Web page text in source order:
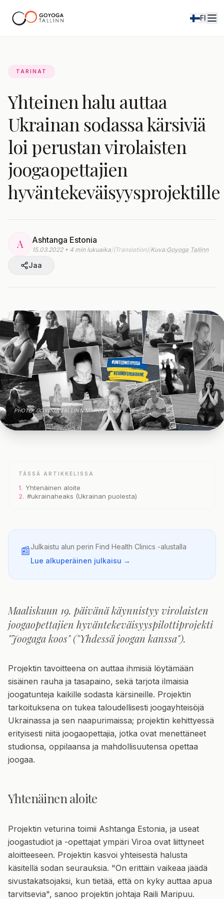
FI
ArkistoTARINAT
Yhteinen halu auttaa
Ukrainan sodassa kärsiviä
loi perustan virolaisten
joogaopettajien
hyväntekeväisyysprojektille
A Ashtanga Estonia
15.03.2022 • 4 min lukuaika|(Translation)|Kuva:Goyoga Tallinn
Jaa
PHOTO: GOYOGA TALLINN MARCH 2022THE GOYOGA TALLINN JOURNAL
TÄSSÄ ARTIKKELISSA
1. Yhtenäinen aloite
2. #ukrainaheaks (Ukrainan puolesta)
📰Julkaistu alun perin Find Health Clinics -alustalla
Lue alkuperäinen julkaisu →
Maaliskuun 19. päivänä käynnistyy virolaisten
joogaopettajien hyväntekeväisyyspilottiprojekti
"Joogaga koos" ("Yhdessä joogan kanssa").
Projektin tavoitteena on auttaa ihmisiä löytämään
sisäinen rauha ja tasapaino, sekä tarjota ilmaisia
joogatunteja kaikille sodasta kärsineille. Projektin
tarkoituksena on tukea taloudellisesti joogayhteisöjä
Ukrainassa ja sen naapurimaissa; projektin kehittyessä
erityisesti niitä joogaopettajia, jotka ovat menettäneet
studionsa, oppilaansa ja mahdollisuutensa opettaa
joogaa.
Yhtenäinen aloite
Projektin veturina toimii Ashtanga Estonia, ja useat
joogastudiot ja -opettajat ympäri Viroa ovat liittyneet
aloitteeseen. Projektin kasvoi yhteisestä halusta
käsitellä sodan seurauksia. "On erittäin vaikeaa jäädä
sivustakatsojaksi, kun tietää, että on kyky auttaa apua
tarvitsevia", sanoo projektin johtaja Raili Maripuu.